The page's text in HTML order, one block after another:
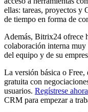
ellas: tareas, proyectos y
de tiempo en forma de
Además, Bitrix24 ofrece
colaboración interna
del equipo y de su
La versión básica o
gratuita con
usuarios. Regístrese ahora
CRM para empezar a